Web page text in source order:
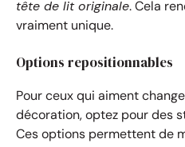
tête de lit originale. Cela
vraiment unique.
Options repositionnables
Pour ceux qui aiment
décoration, optez pour des
Ces options permettent de